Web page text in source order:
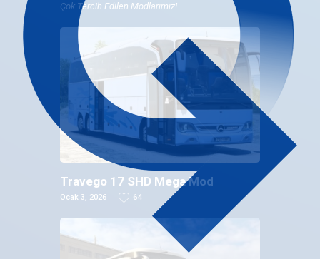
Çok Tercih Edilen Modlarımız!
Travego 17 SHD Mega Mod
Ocak 3, 2026 64